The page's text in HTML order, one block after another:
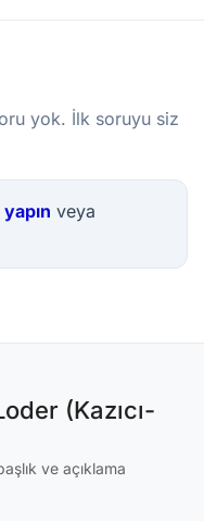
yok. İlk soruyu siz
veya
(Kazıcı-
ve açıklama